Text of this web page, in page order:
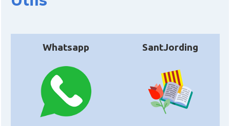
Whatsapp SantJording